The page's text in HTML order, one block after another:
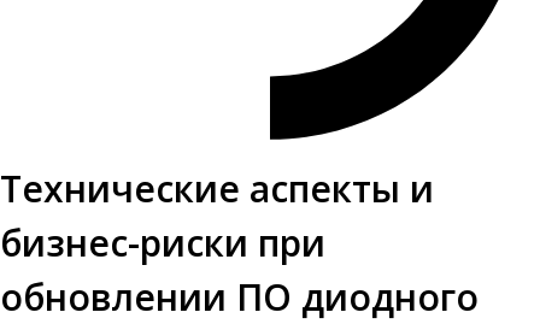
Технические аспекты и
бизнес-риски при
обновлении ПО диодного